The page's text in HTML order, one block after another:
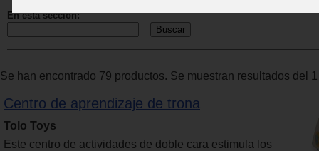
En esta sección:
Se han encontrado 79 productos. Se muestran resultados del
Centro de aprendizaje de trona
Tolo Toys
Este centro de actividades de doble cara estimula los